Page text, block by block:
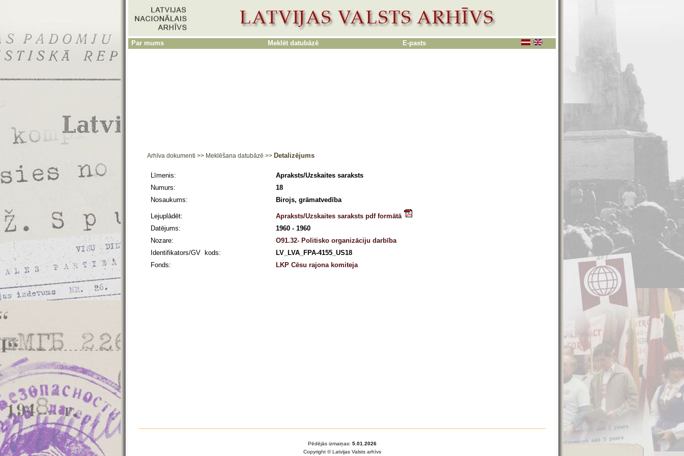
Par mums Meklēt datubāzē E-pasts
Arhīva dokumenti >> Meklēšana datubāzē >> Detalizējums
Līmenis:
Apraksts/Uzskaites saraksts
Numurs:
18
Nosaukums:
Birojs, grāmatvedība
Lejuplādēt:
Apraksts/Uzskaites saraksts pdf formātā
Datējums:
1960 - 1960
Nozare:
O91.32- Politisko organizāciju darbība
Identifikators/GV kods:
LV_LVA_FPA-4155_US18
Fonds:
LKP Cēsu rajona komiteja
Pēdējās izmaiņas: 5.01.2026
Copyright © Latvijas Valsts arhīvs